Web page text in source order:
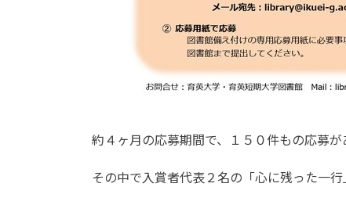
約４ヶ月の応募期間で、１５０件もの応募が
その中で入賞者代表２名の「心に残った一行